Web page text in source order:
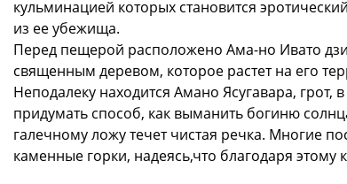
кульминацией которых становится
из ее убежища.
Перед пещерой расположено Ама-но Ивато
священным деревом, которое растет на его
Неподалеку находится Амано Ясугавара, грот,
придумать способ, как выманить богиню
галечному ложу течет чистая речка. Многие
каменные горки, надеясь,что благодаря